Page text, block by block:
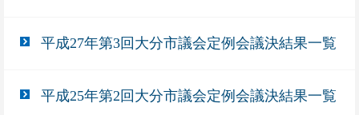
平成27年第3回大分市議会定例会議決結果一覧
平成25年第2回大分市議会定例会議決結果一覧